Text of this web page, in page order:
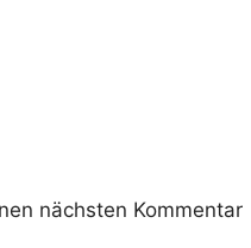
nächsten Kommentar